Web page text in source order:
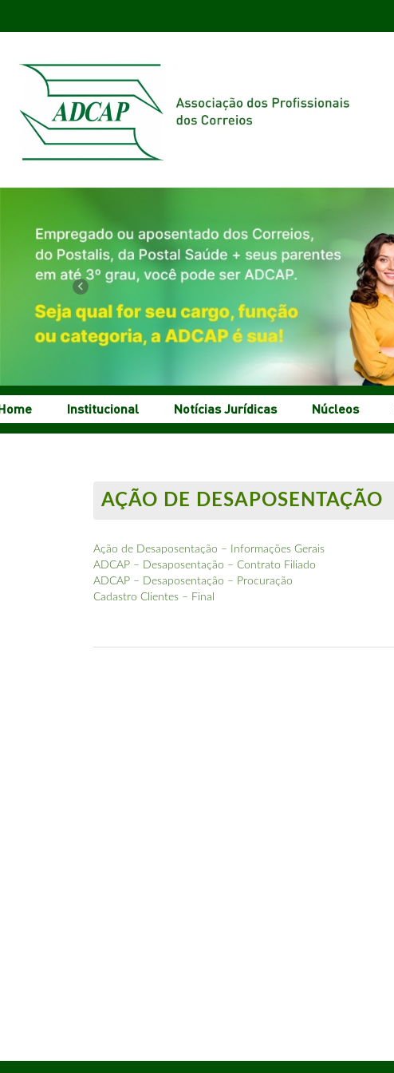
Previous
Institucional Notícias Jurídicas Núcleos
AÇÃO DE DESAPOSENTAÇÃO
Ação de Desaposentação – Informações Gerais
ADCAP – Desaposentação – Contrato Filiado
ADCAP – Desaposentação – Procuração
Cadastro Clientes – Final